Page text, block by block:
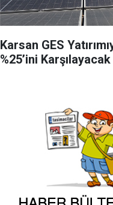
Karsan GES
%25’ini Karşılayacak